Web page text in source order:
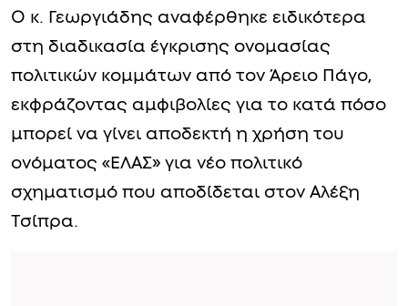
Ο κ. Γεωργιάδης αναφέρθηκε ειδικότερα
στη διαδικασία έγκρισης ονομασίας
πολιτικών κομμάτων από τον Άρειο Πάγο,
εκφράζοντας αμφιβολίες για το κατά πόσο
μπορεί να γίνει αποδεκτή η χρήση του
ονόματος «ΕΛΑΣ» για νέο πολιτικό
σχηματισμό που αποδίδεται στον Αλέξη
Τσίπρα.